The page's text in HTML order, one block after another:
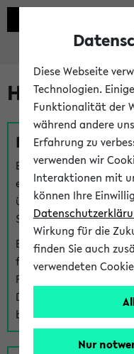
Hilfe &
Fragen zu
Bei inhaltlichen und
einzelnen
über denFragen-Link
Support kann hier
Bei Veranstaltungen
finden Sie eine
Platzzuteilung im
Detailseite zum
betreffenden
Diese Webseite
Technologien.
Funktionalität der
während andere
Erfahrung zu
verwenden wir
Interaktionen mit
können Ihre
Wirkung für die
finden Sie auch
verwendeten
Nur